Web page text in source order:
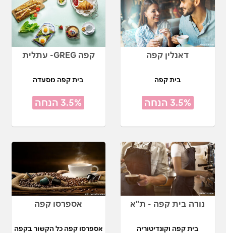
דאנלין קפה
בית קפה
3.5% הנחה
קפה GREG- עתלית
בית קפה מסעדה
3.5% הנחה
נורה בית קפה - ת"א
בית קפה וקונדיטוריה
אספרסו קפה
אספרסו קפה כל הקשור בקפה